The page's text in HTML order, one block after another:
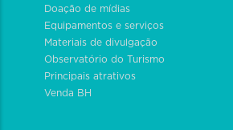
Doação de mídias
Equipamentos e serviços
Materiais de divulgação
Observatório do Turismo
Principais atrativos
Venda BH